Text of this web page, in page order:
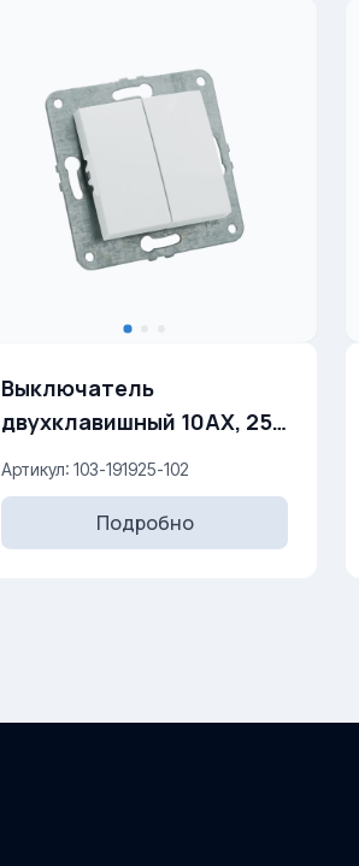
Выключатель
двухклавишный 10AX, 250
V
Артикул: 103-191925-102
Подробно